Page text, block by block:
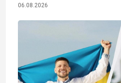
06.08.2026